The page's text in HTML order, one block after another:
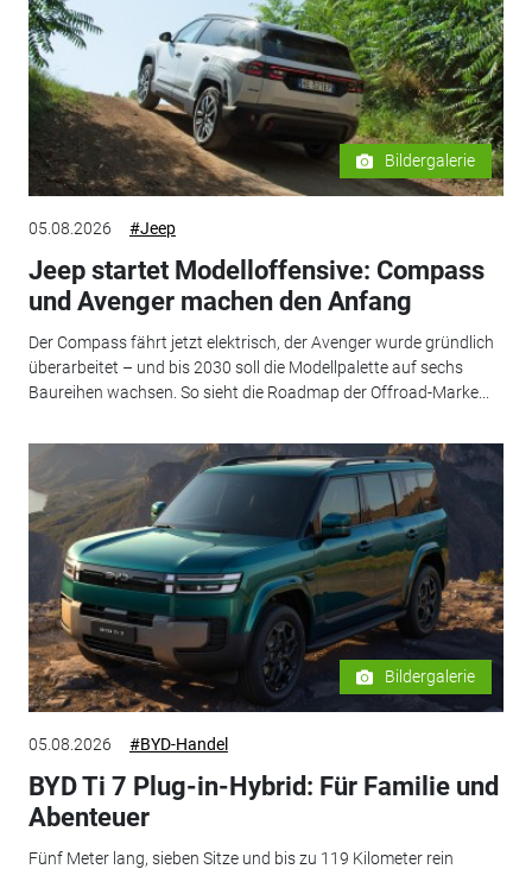
Bildergalerie
05.08.2026 #Jeep
Jeep startet Modelloffensive: Compass
und Avenger machen den Anfang
Der Compass fährt jetzt elektrisch, der Avenger wurde gründlich
überarbeitet – und bis 2030 soll die Modellpalette auf sechs
Baureihen wachsen. So sieht die Roadmap der Offroad-Marke...
Bildergalerie
05.08.2026 #BYD-Handel
BYD Ti 7 Plug-in-Hybrid: Für Familie und
Abenteuer
Fünf Meter lang, sieben Sitze und bis zu 119 Kilometer rein